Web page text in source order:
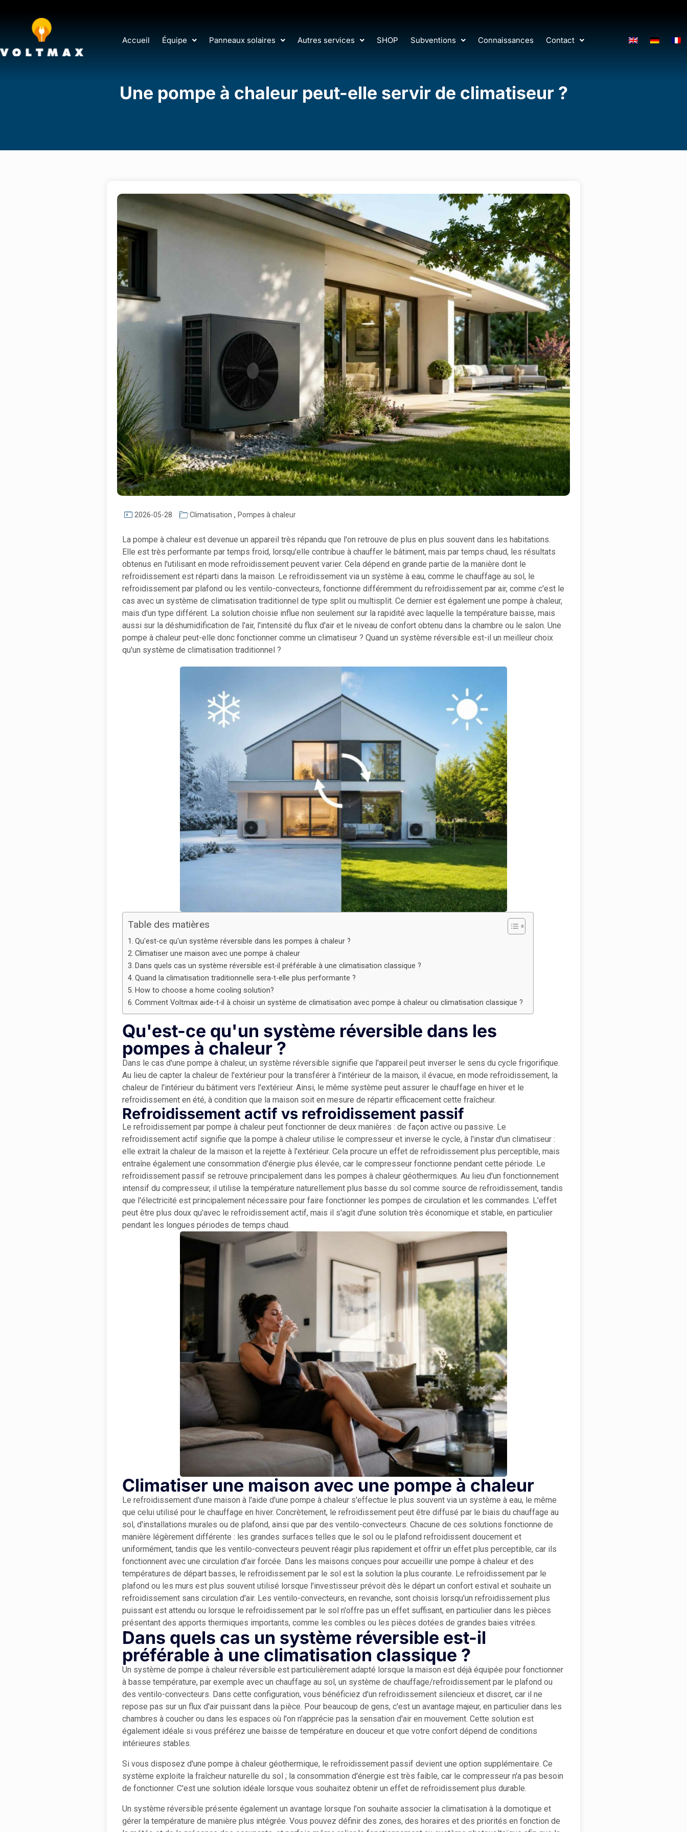
Accueil Équipe Panneaux solaires Autres services SHOP Subventions Connaissances Contact
Une pompe à chaleur peut-elle servir de climatiseur ?
2026-05-28 Climatisation , Pompes à chaleur
La pompe à chaleur est devenue un appareil très répandu que l'on retrouve de plus en plus souvent dans les habitations.
Elle est très performante par temps froid, lorsqu'elle contribue à chauffer le bâtiment, mais par temps chaud, les résultats
obtenus en l'utilisant en mode refroidissement peuvent varier. Cela dépend en grande partie de la manière dont le
refroidissement est réparti dans la maison. Le refroidissement via un système à eau, comme le chauffage au sol, le
refroidissement par plafond ou les ventilo-convecteurs, fonctionne différemment du refroidissement par air, comme c'est le
cas avec un système de climatisation traditionnel de type split ou multisplit. Ce dernier est également une pompe à chaleur,
mais d'un type différent. La solution choisie influe non seulement sur la rapidité avec laquelle la température baisse, mais
aussi sur la déshumidification de l'air, l'intensité du flux d'air et le niveau de confort obtenu dans la chambre ou le salon. Une
pompe à chaleur peut-elle donc fonctionner comme un climatiseur ? Quand un système réversible est-il un meilleur choix
qu'un système de climatisation traditionnel ?
Table des matières
Qu'est-ce qu'un système réversible dans les pompes à chaleur ?
Climatiser une maison avec une pompe à chaleur
Dans quels cas un système réversible est-il préférable à une climatisation classique ?
Quand la climatisation traditionnelle sera-t-elle plus performante ?
How to choose a home cooling solution?
Comment Voltmax aide-t-il à choisir un système de climatisation avec pompe à chaleur ou climatisation classique ?
Qu'est-ce qu'un système réversible dans les
pompes à chaleur ?
Dans le cas d'une pompe à chaleur, un système réversible signifie que l'appareil peut inverser le sens du cycle frigorifique.
Au lieu de capter la chaleur de l'extérieur pour la transférer à l'intérieur de la maison, il évacue, en mode refroidissement, la
chaleur de l'intérieur du bâtiment vers l'extérieur. Ainsi, le même système peut assurer le chauffage en hiver et le
refroidissement en été, à condition que la maison soit en mesure de répartir efficacement cette fraîcheur.
Refroidissement actif vs refroidissement passif
Le refroidissement par pompe à chaleur peut fonctionner de deux manières : de façon active ou passive. Le
refroidissement actif signifie que la pompe à chaleur utilise le compresseur et inverse le cycle, à l'instar d'un climatiseur :
elle extrait la chaleur de la maison et la rejette à l'extérieur. Cela procure un effet de refroidissement plus perceptible, mais
entraîne également une consommation d'énergie plus élevée, car le compresseur fonctionne pendant cette période. Le
refroidissement passif se retrouve principalement dans les pompes à chaleur géothermiques. Au lieu d'un fonctionnement
intensif du compresseur, il utilise la température naturellement plus basse du sol comme source de refroidissement, tandis
que l'électricité est principalement nécessaire pour faire fonctionner les pompes de circulation et les commandes. L'effet
peut être plus doux qu'avec le refroidissement actif, mais il s'agit d'une solution très économique et stable, en particulier
pendant les longues périodes de temps chaud.
Climatiser une maison avec une pompe à chaleur
Le refroidissement d'une maison à l'aide d'une pompe à chaleur s'effectue le plus souvent via un système à eau, le même
que celui utilisé pour le chauffage en hiver. Concrètement, le refroidissement peut être diffusé par le biais du chauffage au
sol, d'installations murales ou de plafond, ainsi que par des ventilo-convecteurs. Chacune de ces solutions fonctionne de
manière légèrement différente : les grandes surfaces telles que le sol ou le plafond refroidissent doucement et
uniformément, tandis que les ventilo-convecteurs peuvent réagir plus rapidement et offrir un effet plus perceptible, car ils
fonctionnent avec une circulation d'air forcée. Dans les maisons conçues pour accueillir une pompe à chaleur et des
températures de départ basses, le refroidissement par le sol est la solution la plus courante. Le refroidissement par le
plafond ou les murs est plus souvent utilisé lorsque l'investisseur prévoit dès le départ un confort estival et souhaite un
refroidissement sans circulation d'air. Les ventilo-convecteurs, en revanche, sont choisis lorsqu'un refroidissement plus
puissant est attendu ou lorsque le refroidissement par le sol n'offre pas un effet suffisant, en particulier dans les pièces
présentant des apports thermiques importants, comme les combles ou les pièces dotées de grandes baies vitrées.
Dans quels cas un système réversible est-il
préférable à une climatisation classique ?
Un système de pompe à chaleur réversible est particulièrement adapté lorsque la maison est déjà équipée pour fonctionner
à basse température, par exemple avec un chauffage au sol, un système de chauffage/refroidissement par le plafond ou
des ventilo-convecteurs. Dans cette configuration, vous bénéficiez d'un refroidissement silencieux et discret, car il ne
repose pas sur un flux d'air puissant dans la pièce. Pour beaucoup de gens, c'est un avantage majeur, en particulier dans les
chambres à coucher ou dans les espaces où l'on n'apprécie pas la sensation d'air en mouvement. Cette solution est
également idéale si vous préférez une baisse de température en douceur et que votre confort dépend de conditions
intérieures stables.
Si vous disposez d'une pompe à chaleur géothermique, le refroidissement passif devient une option supplémentaire. Ce
système exploite la fraîcheur naturelle du sol ; la consommation d'énergie est très faible, car le compresseur n'a pas besoin
de fonctionner. C'est une solution idéale lorsque vous souhaitez obtenir un effet de refroidissement plus durable.
Un système réversible présente également un avantage lorsque l'on souhaite associer la climatisation à la domotique et
gérer la température de manière plus intégrée. Vous pouvez définir des zones, des horaires et des priorités en fonction de